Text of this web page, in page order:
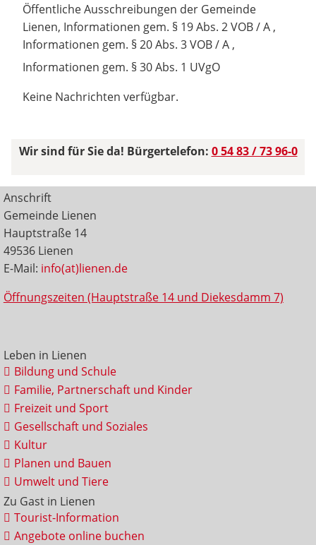
Öffentliche Ausschreibungen der Gemeinde
Lienen, Informationen gem. § 19 Abs. 2 VOB / A ,
Informationen gem. § 20 Abs. 3 VOB / A ,
Informationen gem. § 30 Abs. 1 UVgO
Keine Nachrichten verfügbar.
Wir sind für Sie da! Bürgertelefon: 0 54 83 / 73 96-0
Anschrift
Gemeinde Lienen
Hauptstraße 14
49536 Lienen
E-Mail: info(at)lienen.de
Öffnungszeiten (Hauptstraße 14 und Diekesdamm 7)
Leben in Lienen
Bildung und Schule
Familie, Partnerschaft und Kinder
Freizeit und Sport
Gesellschaft und Soziales
Kultur
Planen und Bauen
Umwelt und Tiere
Zu Gast in Lienen
Tourist-Information
Angebote online buchen